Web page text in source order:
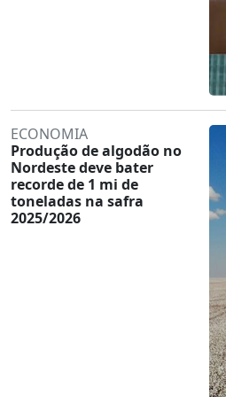
ECONOMIA
Produção de algodão no
Nordeste deve bater
recorde de 1 mi de
toneladas na safra
2025/2026